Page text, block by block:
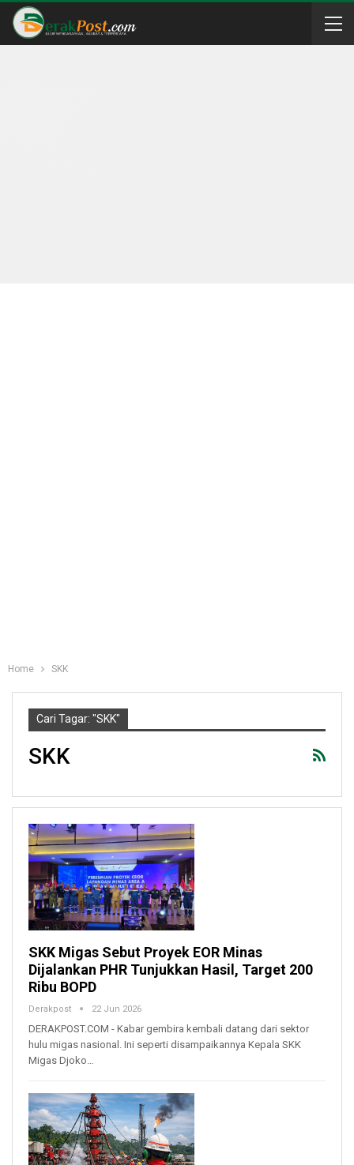
Home SKK
Cari Tagar: "SKK"
SKK
SKK Migas Sebut Proyek EOR Minas
Dijalankan PHR Tunjukkan Hasil, Target 200
Ribu BOPD
Derakpost 22 Jun 2026
DERAKPOST.COM - Kabar gembira kembali datang dari sektor
hulu migas nasional. Ini seperti disampaikannya Kepala SKK
Migas Djoko…